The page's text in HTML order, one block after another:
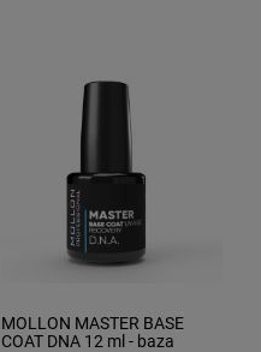
MOLLON MASTER BASE
COAT DNA 12 ml - baza